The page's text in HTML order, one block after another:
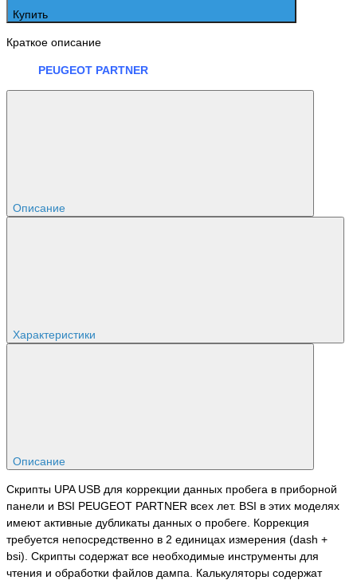
Купить
Краткое описание
PEUGEOT PARTNER
Описание
Характеристики
Описание
Скрипты UPA USB для коррекции данных пробега в приборной
панели и BSI PEUGEOT PARTNER всех лет. BSI в этих моделях
имеют активные дубликаты данных о пробеге. Коррекция
требуется непосредственно в 2 единицах измерения (dash +
bsi). Скрипты содержат все необходимые инструменты для
чтения и обработки файлов дампа. Калькуляторы содержат